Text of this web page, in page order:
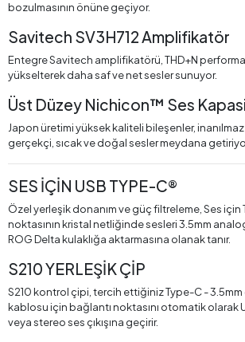
bozulmasının önüne geçiyor.
Savitech SV3H712 Amplifikatör
Entegre Savitech amplifikatörü, THD+N
yükselterek daha saf ve net sesler sunuyor.
Üst Düzey Nichicon™ Ses
Japon üretimi yüksek kaliteli bileşenler,
gerçekçi, sıcak ve doğal sesler meydana
SES İÇİN USB TYPE-C®
Özel yerleşik donanım ve güç filtreleme, Ses
noktasının kristal netliğinde sesleri 3.5mm
ROG Delta kulaklığa aktarmasına olanak tanır.
S210 YERLEŞİK ÇİP
S210 kontrol çipi, tercih ettiğiniz Type-C -
kablosu için bağlantı noktasını otomatik olarak
veya stereo ses çıkışına geçirir.